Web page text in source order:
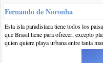
1 28-nov-2019
Fernando de Noronha
Esta isla paradisíaca tiene todos los
que Brasil tiene para ofrecer, excepto
quien quiere playa urbana entre tanta